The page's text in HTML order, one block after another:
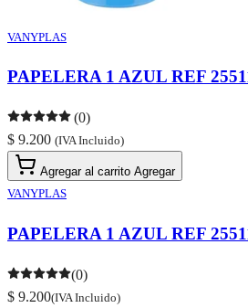
VANYPLAS
PAPELERA 1 AZUL REF
(0)
$ 9.200 (IVA Incluido)
Agregar al carrito Agregar
VANYPLAS
PAPELERA 1 AZUL REF
(0)
$ 9.200(IVA Incluido)